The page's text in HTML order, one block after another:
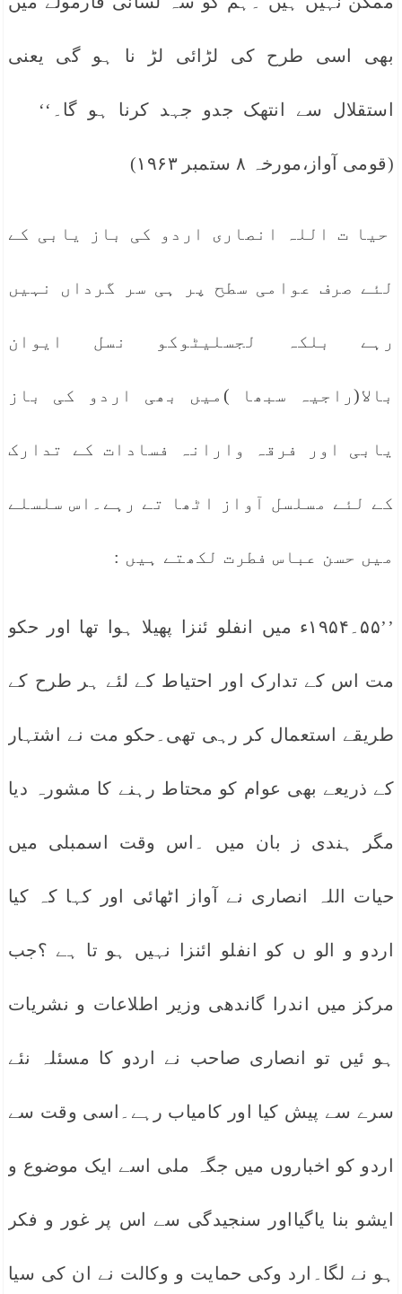
بھی اسی طرح کی لڑائی لڑ نا ہو گی یعنی
استقلال سے انتھک جدو جہد کرنا ہو گا۔‘‘
(قومی آواز،مورخہ ۸ ستمبر ۱۹۶۳)
حیا ت اللہ انصاری اردو کی باز یابی کے
لئے صرف عوامی سطح پر ہی سر گرداں نہیں
رہے بلکہ لجسلیٹوکو نسل ایوان
بالا(راجیہ سبھا )میں بھی اردو کی باز
یابی اور فرقہ وارانہ فسادات کے تدارک
کے لئے مسلسل آواز اٹھا تے رہے۔اس سلسلے
میں حسن عباس فطرت لکھتے ہیں :
’’۵۵۔۱۹۵۴ء میں انفلو ئنزا پھیلا ہوا تھا اور حکو
مت اس کے تدارک اور احتیاط کے لئے ہر طرح کے
طریقے استعمال کر رہی تھی۔حکو مت نے اشتہار
کے ذریعے بھی عوام کو محتاط رہنے کا مشورہ دیا
مگر ہندی ز بان میں ۔اس وقت اسمبلی میں
حیات اللہ انصاری نے آواز اٹھائی اور کہا کہ کیا
اردو و الو ں کو انفلو ائنزا نہیں ہو تا ہے ؟جب
مرکز میں اندرا گاندھی وزیر اطلاعات و نشریات
ہو ئیں تو انصاری صاحب نے اردو کا مسئلہ نئے
سرے سے پیش کیا اور کامیاب رہے۔اسی وقت سے
اردو کو اخباروں میں جگہ ملی اسے ایک موضوع و
ایشو بنا یاگیااور سنجیدگی سے اس پر غور و فکر
ہو نے لگا۔ارد وکی حمایت و وکالت نے ان کی سیا